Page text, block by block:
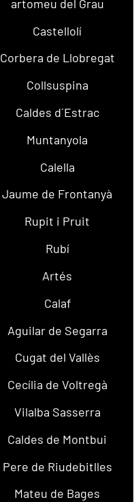
artomeu del Grau
Castellolí
Corbera de Llobregat
Collsuspina
Caldes d´Estrac
Muntanyola
Calella
Jaume de Frontanyà
Rupit i Pruit
Rubí
Artés
Calaf
Aguilar de Segarra
Cugat del Vallès
Cecília de Voltregà
Vilalba Sasserra
Caldes de Montbui
Pere de Riudebitlles
Mateu de Bages